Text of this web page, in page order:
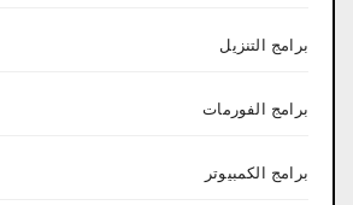
برامج التنزيل
برامج الفورمات
برامج الكمبيوتر